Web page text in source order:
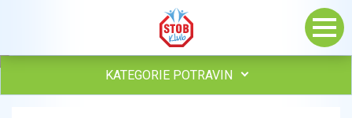
KATEGORIE POTRAVIN